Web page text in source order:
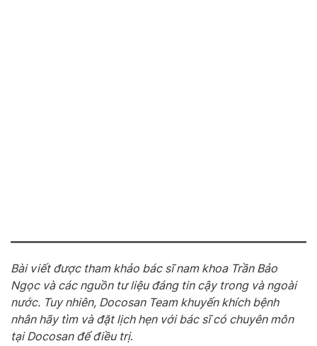
Bài viết được tham khảo bác sĩ nam khoa Trần Bảo
Ngọc và các nguồn tư liệu đáng tin cậy trong và ngoài
nước. Tuy nhiên, Docosan Team khuyến khích bệnh
nhân hãy tìm và đặt lịch hẹn với bác sĩ có chuyên môn
tại Docosan để điều trị.